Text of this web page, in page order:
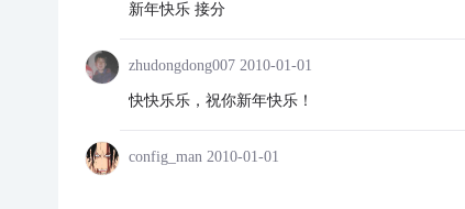
新年快乐 接分
zhudongdong007 2010-01-01
快快乐乐，祝你新年快乐！
config_man 2010-01-01